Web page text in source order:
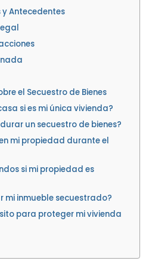
Antecedentes
el Secuestro de Bienes
si es mi única vivienda?
un secuestro de bienes?
mi propiedad durante el
si mi propiedad es
mi inmueble secuestrado?
para proteger mi vivienda